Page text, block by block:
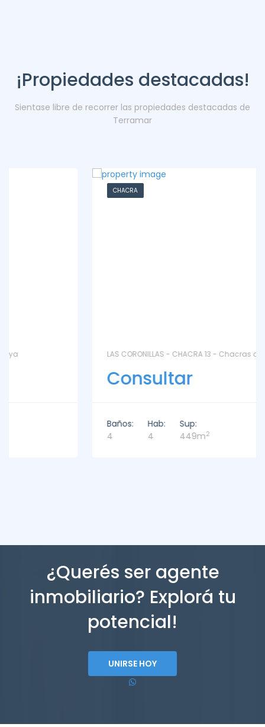
¡Propiedades destacadas!
Sientase libre de recorrer las propiedades destacadas de
Terramar
LAS CORONILLAS - CHACRA 13 - Chacras de José Ignacio
Consultar
Sup:
449m
¿Querés ser agente
inmobiliario? Explorá tu
potencial!
UNIRSE HOY